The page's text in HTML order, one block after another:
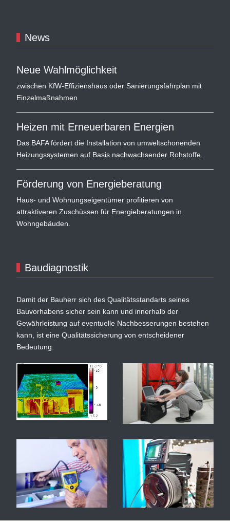
News
Neue Wahlmöglichkeit
zwischen KfW-Effizienshaus oder Sanierungsfahrplan mit
Einzelmaßnahmen
Heizen mit Erneuerbaren Energien
Das BAFA fördert die Installation von umweltschonenden
Heizungssystemen auf Basis nachwachsender Rohstoffe.
Förderung von Energieberatung
Haus- und Wohnungseigentümer profitieren von
attraktiveren Zuschüssen für Energieberatungen in
Wohngebäuden.
Baudiagnostik
Damit der Bauherr sich des Qualitätsstandarts seines
Bauvorhabens sicher sein kann und innerhalb der
Gewährleistung auf eventuelle Nachbesserungen bestehen
kann, ist eine Qualitätssicherung von entscheidener
Bedeutung.